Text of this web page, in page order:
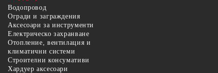
Водопровод
Огради и заграждения
Аксесоари за инструменти
Електрическо захранване
Отопление, вентилация и
климатични системи
Строителни консумативи
Хардуер аксесоари